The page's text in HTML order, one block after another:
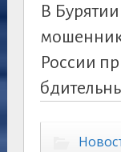
В
России